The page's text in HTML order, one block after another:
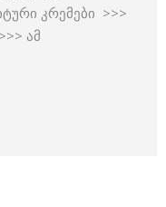
კრემები >>>
ამ